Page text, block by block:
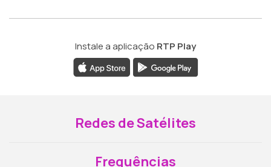
Instale a aplicação RTP Play
Redes de Satélites
Frequências